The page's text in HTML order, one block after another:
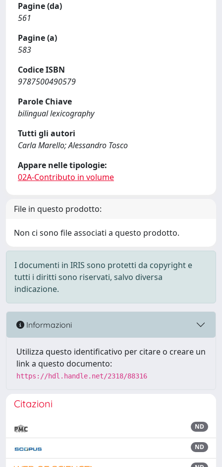
Pagine (da)
561
Pagine (a)
583
Codice ISBN
9787500490579
Parole Chiave
bilingual lexicography
Tutti gli autori
Carla Marello; Alessandro Tosco
Appare nelle tipologie:
02A-Contributo in volume
File in questo prodotto:
Non ci sono file associati a questo prodotto.
I documenti in IRIS sono protetti da copyright e
tutti i diritti sono riservati, salvo diversa
indicazione.
Informazioni
Utilizza questo identificativo per citare o creare un
link a questo documento:
https://hdl.handle.net/2318/88316
Citazioni
ND
ND